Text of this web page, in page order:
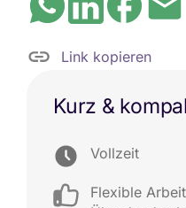
Kurz &
Vollzeit
Flexible
Link kopieren